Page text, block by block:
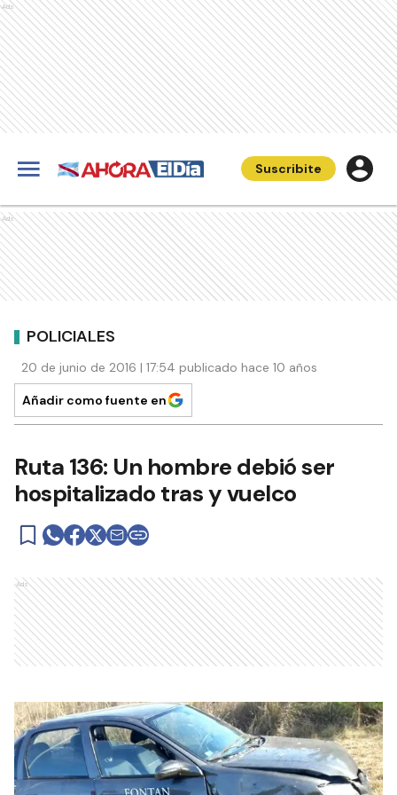
Ads
Suscribite
Ads
POLICIALES
20 de junio de 2016 | 17:54 publicado hace 10 años
Añadir como fuente en
Ruta 136: Un hombre debió ser
hospitalizado tras y vuelco
Ads